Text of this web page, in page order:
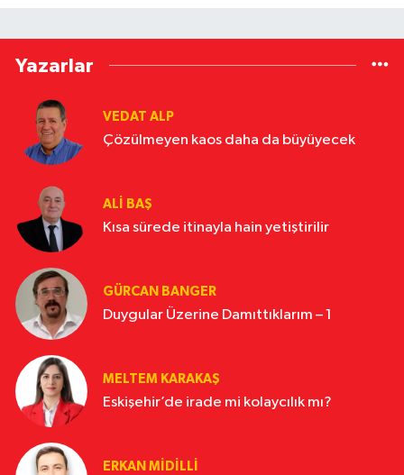
Yazarlar
VEDAT ALP
Çözülmeyen kaos daha da büyüyecek
ALI BAŞ
Kısa sürede itinayla hain yetiştirilir
GÜRCAN BANGER
Duygular Üzerine Damıttıklarım – 1
MELTEM KARAKAŞ
Eskişehir’de irade mi kolaycılık mı?
ERKAN MIDILLI